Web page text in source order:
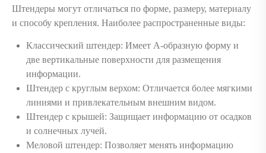
Штендеры могут отличаться по форме, размеру, материалу
и способу крепления. Наиболее распространенные виды:
Классический штендер: Имеет А-образную форму и
две вертикальные поверхности для размещения
информации.
Штендер с круглым верхом: Отличается более мягкими
линиями и привлекательным внешним видом.
Штендер с крышей: Защищает информацию от осадков
и солнечных лучей.
Меловой штендер: Позволяет менять информацию